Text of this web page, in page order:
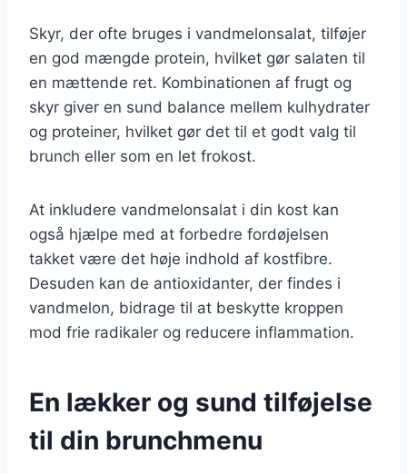
Skyr, der ofte bruges i vandmelonsalat, tilføjer
en god mængde protein, hvilket gør salaten til
en mættende ret. Kombinationen af frugt og
skyr giver en sund balance mellem kulhydrater
og proteiner, hvilket gør det til et godt valg til
brunch eller som en let frokost.
At inkludere vandmelonsalat i din kost kan
også hjælpe med at forbedre fordøjelsen
takket være det høje indhold af kostfibre.
Desuden kan de antioxidanter, der findes i
vandmelon, bidrage til at beskytte kroppen
mod frie radikaler og reducere inflammation.
En lækker og sund tilføjelse
til din brunchmenu